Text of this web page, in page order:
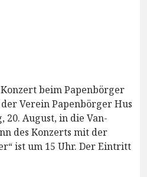
beim Papenbörger
Verein Papenbörger Hus
August, in die Van-
des Konzerts mit der
ist um 15 Uhr. Der Eintritt